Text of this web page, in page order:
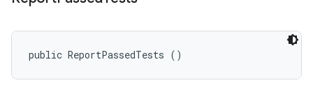
public ReportPassedTests ()